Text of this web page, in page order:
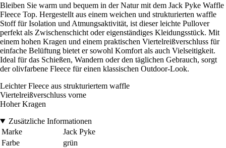
Bleiben Sie warm und bequem in der Natur mit dem Jack Pyke Waffle
Fleece Top. Hergestellt aus einem weichen und strukturierten waffle
Stoff für Isolation und Atmungsaktivität, ist dieser leichte Pullover
perfekt als Zwischenschicht oder eigenständiges Kleidungsstück. Mit
einem hohen Kragen und einem praktischen Viertelreißverschluss für
einfache Belüftung bietet er sowohl Komfort als auch Vielseitigkeit.
Ideal für das Schießen, Wandern oder den täglichen Gebrauch, sorgt
der olivfarbene Fleece für einen klassischen Outdoor-Look.
Leichter Fleece aus strukturiertem waffle
Viertelreißverschluss vorne
Hoher Kragen
Zusätzliche Informationen
Marke
Jack Pyke
Farbe
grün